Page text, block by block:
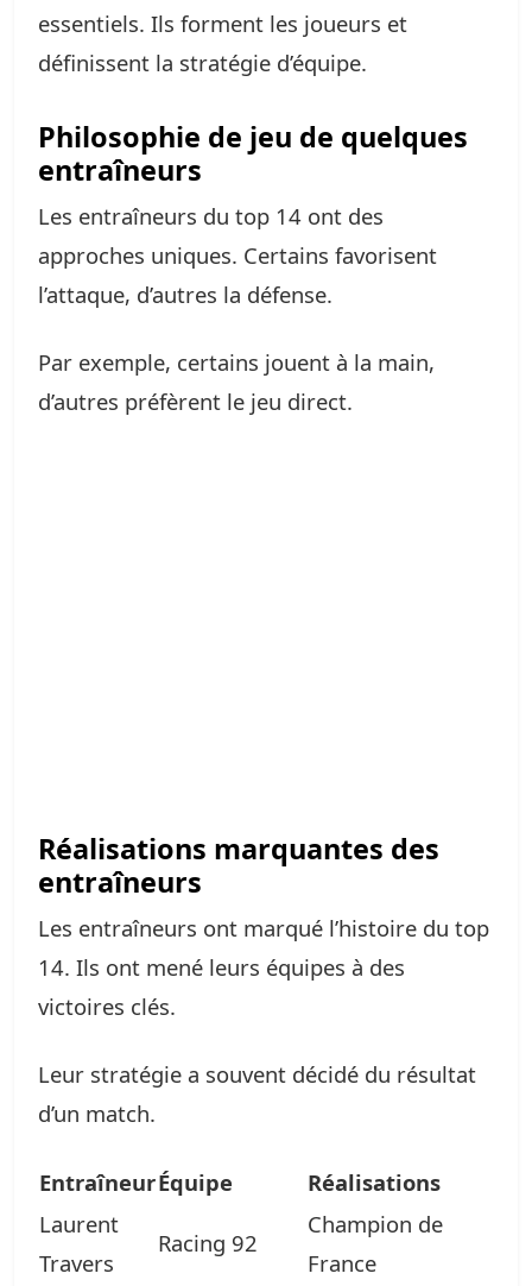
essentiels. Ils forment les joueurs et
définissent la stratégie d’équipe.
Philosophie de jeu de quelques
entraîneurs
Les entraîneurs du top 14 ont des
approches uniques. Certains favorisent
l’attaque, d’autres la défense.
Par exemple, certains jouent à la main,
d’autres préfèrent le jeu direct.
Réalisations marquantes des
entraîneurs
Les entraîneurs ont marqué l’histoire du top
14. Ils ont mené leurs équipes à des
victoires clés.
Leur stratégie a souvent décidé du résultat
d’un match.
EntraîneurÉquipe
Réalisations
Laurent
Travers
Racing 92
Champion de
France